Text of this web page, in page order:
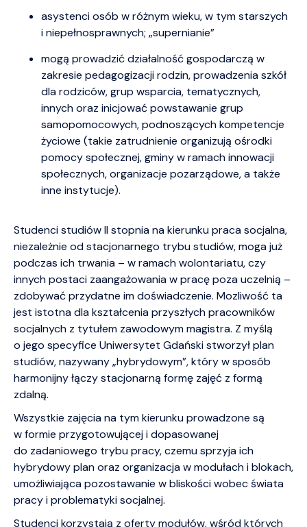
asystenci osób w różnym wieku, w tym starszych
i niepełnosprawnych; „supernianie”
mogą prowadzić działalność gospodarczą w
zakresie pedagogizacji rodzin, prowadzenia szkół
dla rodziców, grup wsparcia, tematycznych,
innych oraz inicjować powstawanie grup
samopomocowych, podnoszących kompetencje
życiowe (takie zatrudnienie organizują ośrodki
pomocy społecznej, gminy w ramach innowacji
społecznych, organizacje pozarządowe, a także
inne instytucje).
Studenci studiów II stopnia na kierunku praca socjalna,
niezależnie od stacjonarnego trybu studiów, moga już
podczas ich trwania – w ramach wolontariatu, czy
innych postaci zaangażowania w pracę poza uczelnią –
zdobywać przydatne im doświadczenie. Mozliwość ta
jest istotna dla kształcenia przyszłych pracowników
socjalnych z tytułem zawodowym magistra. Z myślą
o jego specyfice Uniwersytet Gdański stworzył plan
studiów, nazywany „hybrydowym”, który w sposób
harmonijny łączy stacjonarną formę zajęć z formą
zdalną.
Wszystkie zajęcia na tym kierunku prowadzone są
w formie przygotowującej i dopasowanej
do zadaniowego trybu pracy, czemu sprzyja ich
hybrydowy plan oraz organizacja w modułach i blokach,
umożliwiająca pozostawanie w bliskości wobec świata
pracy i problematyki socjalnej.
Studenci korzystają z oferty modułów, wśród których